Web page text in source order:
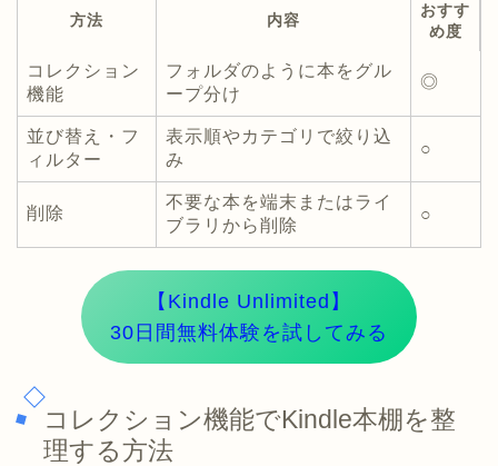
方法 内容
おすす
め度
コレクション
機能
フォルダのように本をグル
ープ分け
◎
並び替え・フ
ィルター
表示順やカテゴリで絞り込
み
○
削除
不要な本を端末またはライ
ブラリから削除
○
【Kindle Unlimited】
30日間無料体験を試してみる
コレクション機能でKindle本棚を整
理する方法